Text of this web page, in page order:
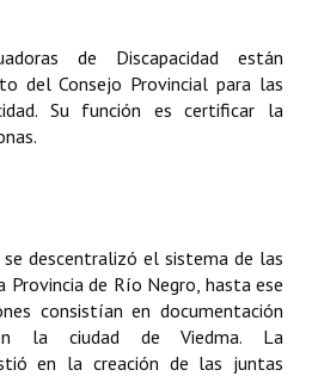
de Discapacidad están
del Consejo Provincial para las
Su función es certificar la
descentralizó el sistema de las
Provincia de Río Negro, hasta ese
consistían en documentación
la ciudad de Viedma. La
en la creación de las juntas